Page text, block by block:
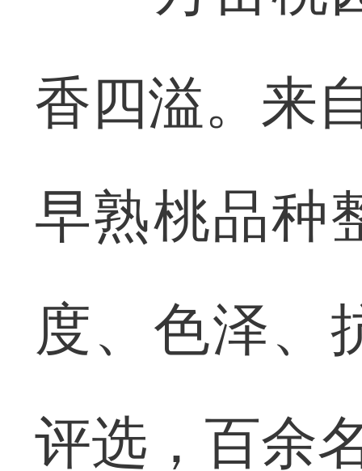
香四溢。来
早熟桃品种
度、色泽、
评选，百余